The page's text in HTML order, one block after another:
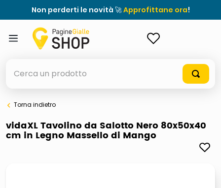
Non perderti le novità 🚀Approfittane ora!
elenchi telefonici
meme
Torna indietro
vidaXL Tavolino da Salotto Nero 80x50x40
cm in Legno Massello di Mango